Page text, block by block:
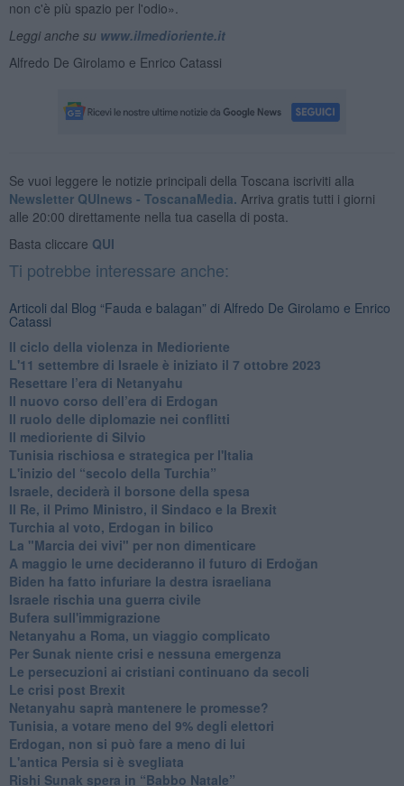
non c'è più spazio per l'odio».
Leggi anche su www.ilmedioriente.it
Alfredo De Girolamo e Enrico Catassi
Se vuoi leggere le notizie principali della Toscana iscriviti alla
Newsletter QUInews - ToscanaMedia. Arriva gratis tutti i giorni
alle 20:00 direttamente nella tua casella di posta.
Basta cliccare QUI
Ti potrebbe interessare anche:
Articoli dal Blog “Fauda e balagan” di Alfredo De Girolamo e Enrico
Catassi
Il ciclo della violenza in Medioriente
L'11 settembre di Israele è iniziato il 7 ottobre 2023
Resettare l’era di Netanyahu
​Il nuovo corso dell’era di Erdogan
Il ruolo delle diplomazie nei conflitti
Il medioriente di Silvio
Tunisia rischiosa e strategica per l'Italia
L'inizio del “secolo della Turchia”
Israele, deciderà il borsone della spesa
Il Re, il Primo Ministro, il Sindaco e la Brexit
Turchia al voto, Erdogan in bilico
La "Marcia dei vivi" per non dimenticare
A maggio le urne decideranno il futuro di Erdoğan
Biden ha fatto infuriare la destra israeliana
Israele rischia una guerra civile
Bufera sull'immigrazione
Netanyahu a Roma, un viaggio complicato
Per Sunak niente crisi e nessuna emergenza
Le persecuzioni ai cristiani continuano da secoli
Le crisi post Brexit
Netanyahu saprà mantenere le promesse?
Tunisia, a votare meno del 9% degli elettori
Erdogan, non si può fare a meno di lui
L'antica Persia si è svegliata
Rishi Sunak spera in “Babbo Natale”